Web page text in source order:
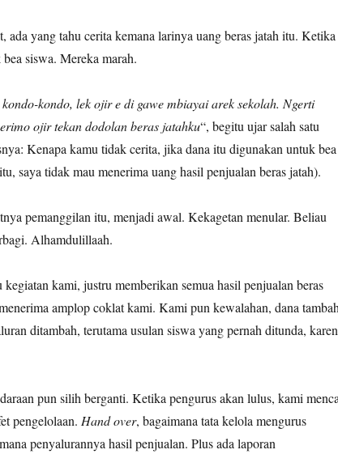
ada yang tahu cerita kemana larinya uang beras jatah itu. Ketika
siswa. Mereka marah.
kondo, lek ojir e di gawe mbiayai arek sekolah. Ngerti
ojir tekan dodolan beras jatahku“, begitu ujar salah satu
Kenapa kamu tidak cerita, jika dana itu digunakan untuk bea
saya tidak mau menerima uang hasil penjualan beras jatah).
pemanggilan itu, menjadi awal. Kekagetan menular. Beliau
Alhamdulillaah.
kami, justru memberikan semua hasil penjualan beras
amplop coklat kami. Kami pun kewalahan, dana
ditambah, terutama usulan siswa yang pernah ditunda,
pun silih berganti. Ketika pengurus akan lulus, kami
pengelolaan. Hand over, bagaimana tata kelola mengurus
penyalurannya hasil penjualan. Plus ada laporan